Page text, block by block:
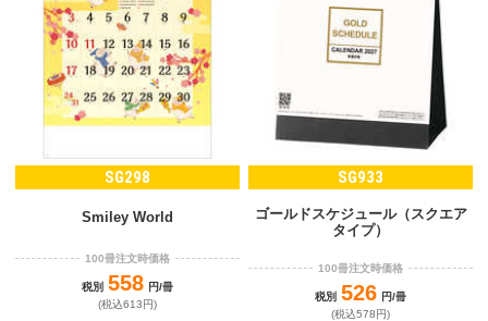
SG298
Smiley World
100冊注文時価格
税別 558 円/冊
(税込613円)
SG933
ゴールドスケジュール（スクエア
タイプ）
100冊注文時価格
税別 526 円/冊
(税込578円)